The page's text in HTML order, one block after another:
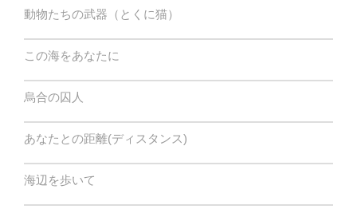
動物たちの武器（とくに猫）
この海をあなたに
烏合の囚人
あなたとの距離(ディスタンス)
海辺を歩いて